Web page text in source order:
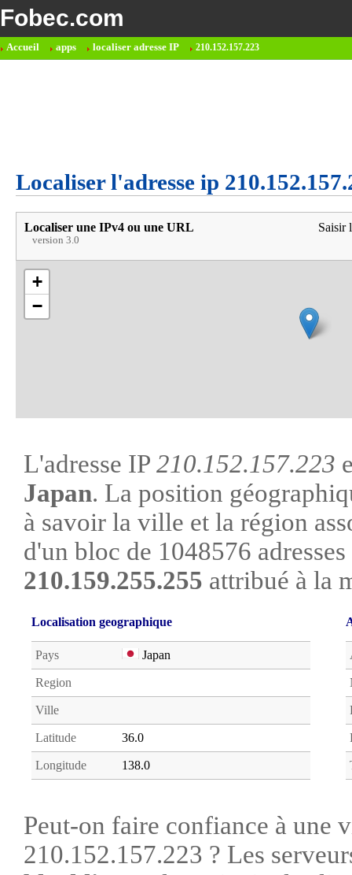
Fobec.com
Accueil apps localiser adresse IP 210.152.157.223
Localiser l'adresse ip
Localiser une IPv4 ou une URL
version 3.0
Saisir
+
−
L'adresse IP 210.152.157.223
Japan. La position
à savoir la ville et la région
d'un bloc de 1048576
210.159.255.255 attribué à la
Localisation geographique
Pays Japan
Region
Ville
Latitude 36.0
Longitude 138.0
Peut-on faire confiance à une
210.152.157.223 ? Les